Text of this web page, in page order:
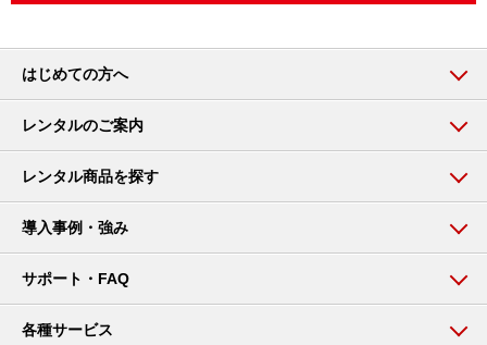
はじめての方へ
レンタルのご案内
レンタル商品を探す
導入事例・強み
サポート・FAQ
各種サービス